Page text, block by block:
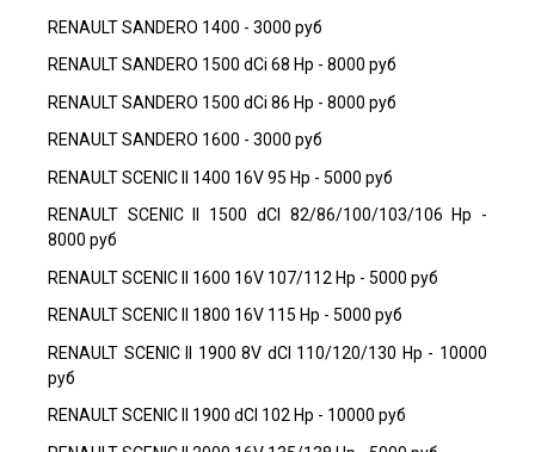
RENAULT SANDERO 1400 - 3000 руб
RENAULT SANDERO 1500 dCi 68 Hp - 8000 руб
RENAULT SANDERO 1500 dCi 86 Hp - 8000 руб
RENAULT SANDERO 1600 - 3000 руб
RENAULT SCENIC II 1400 16V 95 Hp - 5000 руб
RENAULT SCENIC II 1500 dCI 82/86/100/103/106 Hp -
8000 руб
RENAULT SCENIC II 1600 16V 107/112 Hp - 5000 руб
RENAULT SCENIC II 1800 16V 115 Hp - 5000 руб
RENAULT SCENIC II 1900 8V dCI 110/120/130 Hp - 10000
руб
RENAULT SCENIC II 1900 dCI 102 Hp - 10000 руб